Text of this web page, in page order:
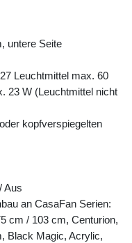
untere Seite
Leuchtmittel max. 60
23 W (Leuchtmittel nicht
kopfverspiegelten
Aus
an CasaFan Serien:
cm / 103 cm, Centurion,
Black Magic, Acrylic,